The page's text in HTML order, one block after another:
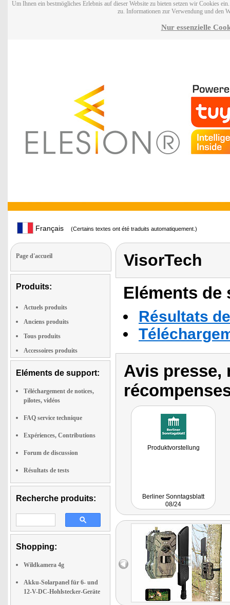
Um Ihnen ein bestmögliches Erlebnis auf dieser Website zu bieten setzen wir Cookies
zu. Informationen zur Verwendung und den
Nur essenzielle
Français (Certains textes ont été traduits automatiquement.)
Page d'accueil
Produits:
Actuels produits
Anciens produits
Tous produits
Accessoires produits
Eléments de support:
Téléchargement de notices,
pilotes, vidéos
FAQ service technique
Expériences, Contributions
Forum de discussion
Résultats de tests
Recherche produits:
Shopping:
Wildkamera 4g
Akku-Solarpanel für 6- und
12-V-DC-Hohlstecker-Geräte
VisorTech
Eléments
Résultats
Avis presse,
Produktvorstellung
Berliner Sonntagsblatt
08/24